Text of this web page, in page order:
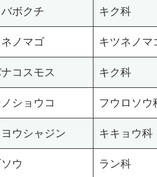
ボクチ キク科
ノマゴ キツネノマ
コスモス キク科
ショウコ フウロソウ
ウシャジン キキョウ科
ウ ラン科